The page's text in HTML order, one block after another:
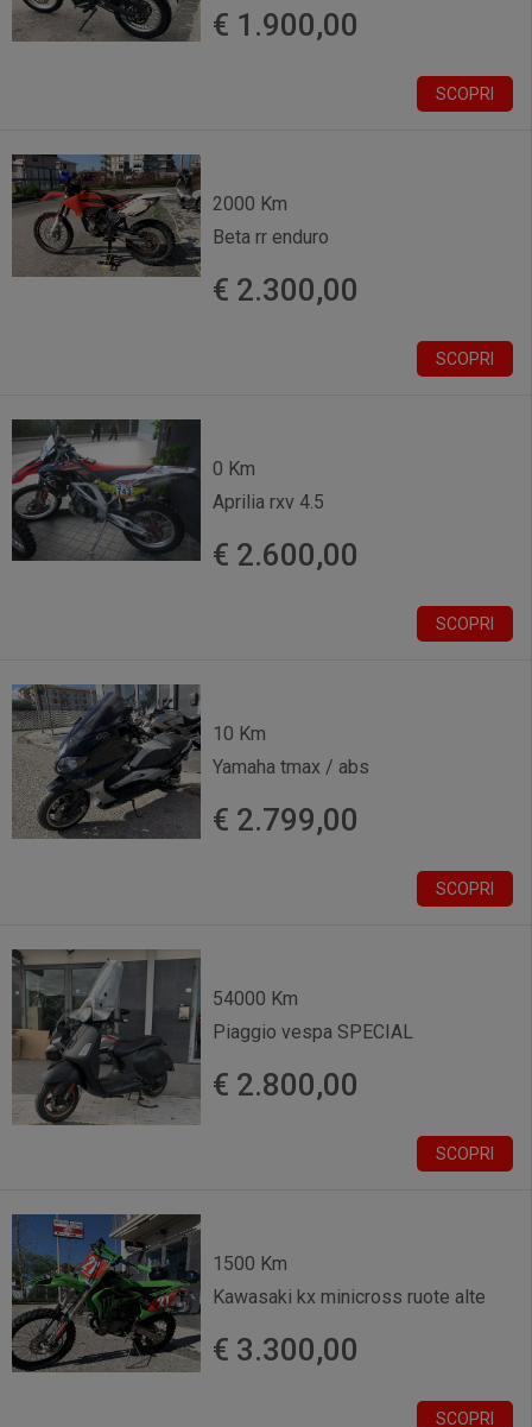
€ 1.900,00
SCOPRI
2000 Km
Beta rr enduro
€ 2.300,00
SCOPRI
0 Km
Aprilia rxv 4.5
€ 2.600,00
SCOPRI
10 Km
Yamaha tmax / abs
€ 2.799,00
SCOPRI
54000 Km
Piaggio vespa SPECIAL
€ 2.800,00
SCOPRI
1500 Km
Kawasaki kx minicross ruote alte
€ 3.300,00
SCOPRI